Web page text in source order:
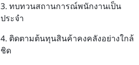
3. ทบทวนสถานการณ์พนักงานเป็น
ประจำ
4. ติดตามต้นทุนสินค้าคงคลังอย่างใกล้
ชิด